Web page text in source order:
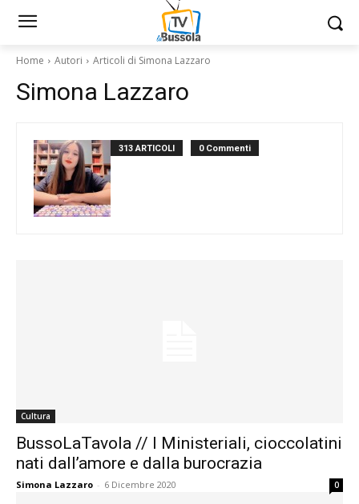
Home Autori Articoli di Simona Lazzaro
Simona Lazzaro
313 ARTICOLI 0 Commenti
Cultura
BussoLaTavola // I Ministeriali, cioccolatini
nati dall’amore e dalla burocrazia
Simona Lazzaro - 6 Dicembre 2020 0